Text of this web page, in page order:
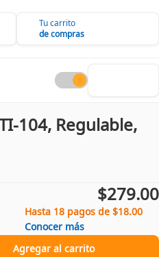
Tu carrito
de compras
104, Regulable,
$279.00
Hasta 18 pagos de $18.00
Conocer más
Agregar al carrito